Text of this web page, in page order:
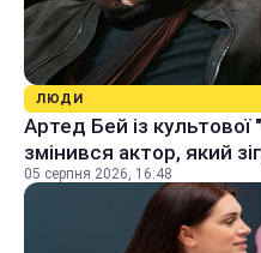
ЛЮДИ
Артед Бей із культової
змінився актор, який
05 серпня 2026, 16:48